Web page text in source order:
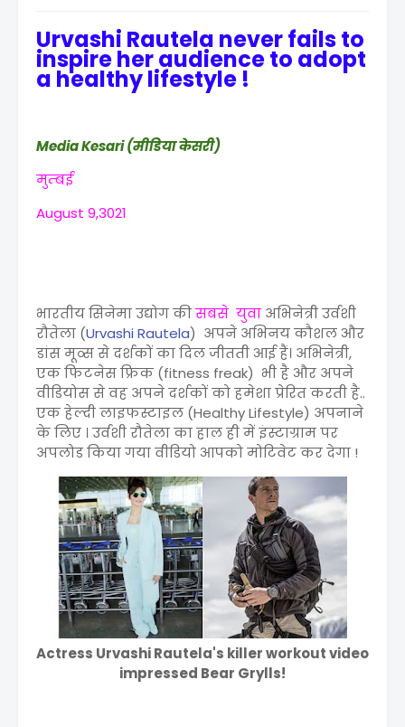
Urvashi Rautela never fails to
inspire her audience to adopt
a healthy lifestyle !
Media Kesari (मीडिया केसरी)
मुम्बई
August 9,3021
भारतीय सिनेमा उद्योग कीसबसे युवा अभिनेत्री उर्वशी
रौतेला (Urvashi Rautela) अपने अभिनय कौशल और
डांस मूव्स से दर्शकों का दिल जीतती आई हैं। अभिनेत्री,
एक फिटनेस फ्रिक (fitness freak) भी है और अपने
वीडियोस से वह अपने दर्शकों को हमेशा प्रेरित करती है..
एक हेल्दी लाइफस्टाइल (Healthy Lifestyle) अपनाने
के लिए । उर्वशी रौतेला का हाल ही में इंस्टाग्राम पर
अपलोड किया गया वीडियो आपको मोटिवेट कर देगा !
Actress Urvashi Rautela's killer workout video
impressed Bear Grylls!